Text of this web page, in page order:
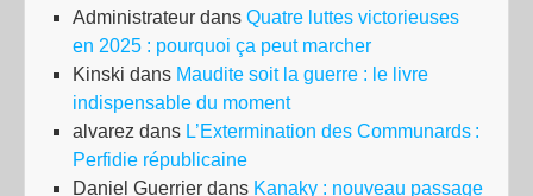
Administrateur dans Quatre luttes victorieuses
en 2025 : pourquoi ça peut marcher
Kinski dans Maudite soit la guerre : le livre
indispensable du moment
alvarez dans L’Extermination des Communards :
Perfidie républicaine
Daniel Guerrier dans Kanaky : nouveau passage